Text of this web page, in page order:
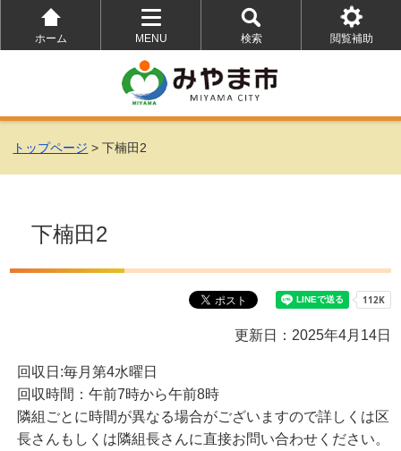
ホーム
MENU
を
開
く
検索
を
開
く
閲覧補助
を
トップページ > 下楠田2
下楠田2
更新日：2025年4月14日
回収日:毎月第4水曜日
回収時間：午前7時から午前8時
隣組ごとに時間が異なる場合がございますので詳しくは区
長さんもしくは隣組長さんに直接お問い合わせください。